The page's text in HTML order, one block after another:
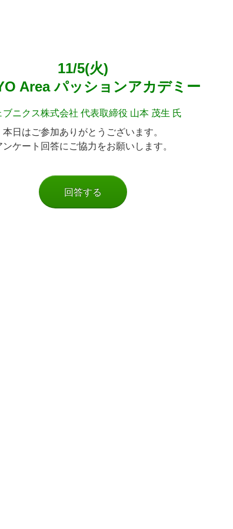
11/5(火)
Area パッションアカデミー
ブニクス株式会社 代表取締役 山本 茂生 氏
本日はご参加ありがとうございます。
ンケート回答にご協力をお願いします。
回答する